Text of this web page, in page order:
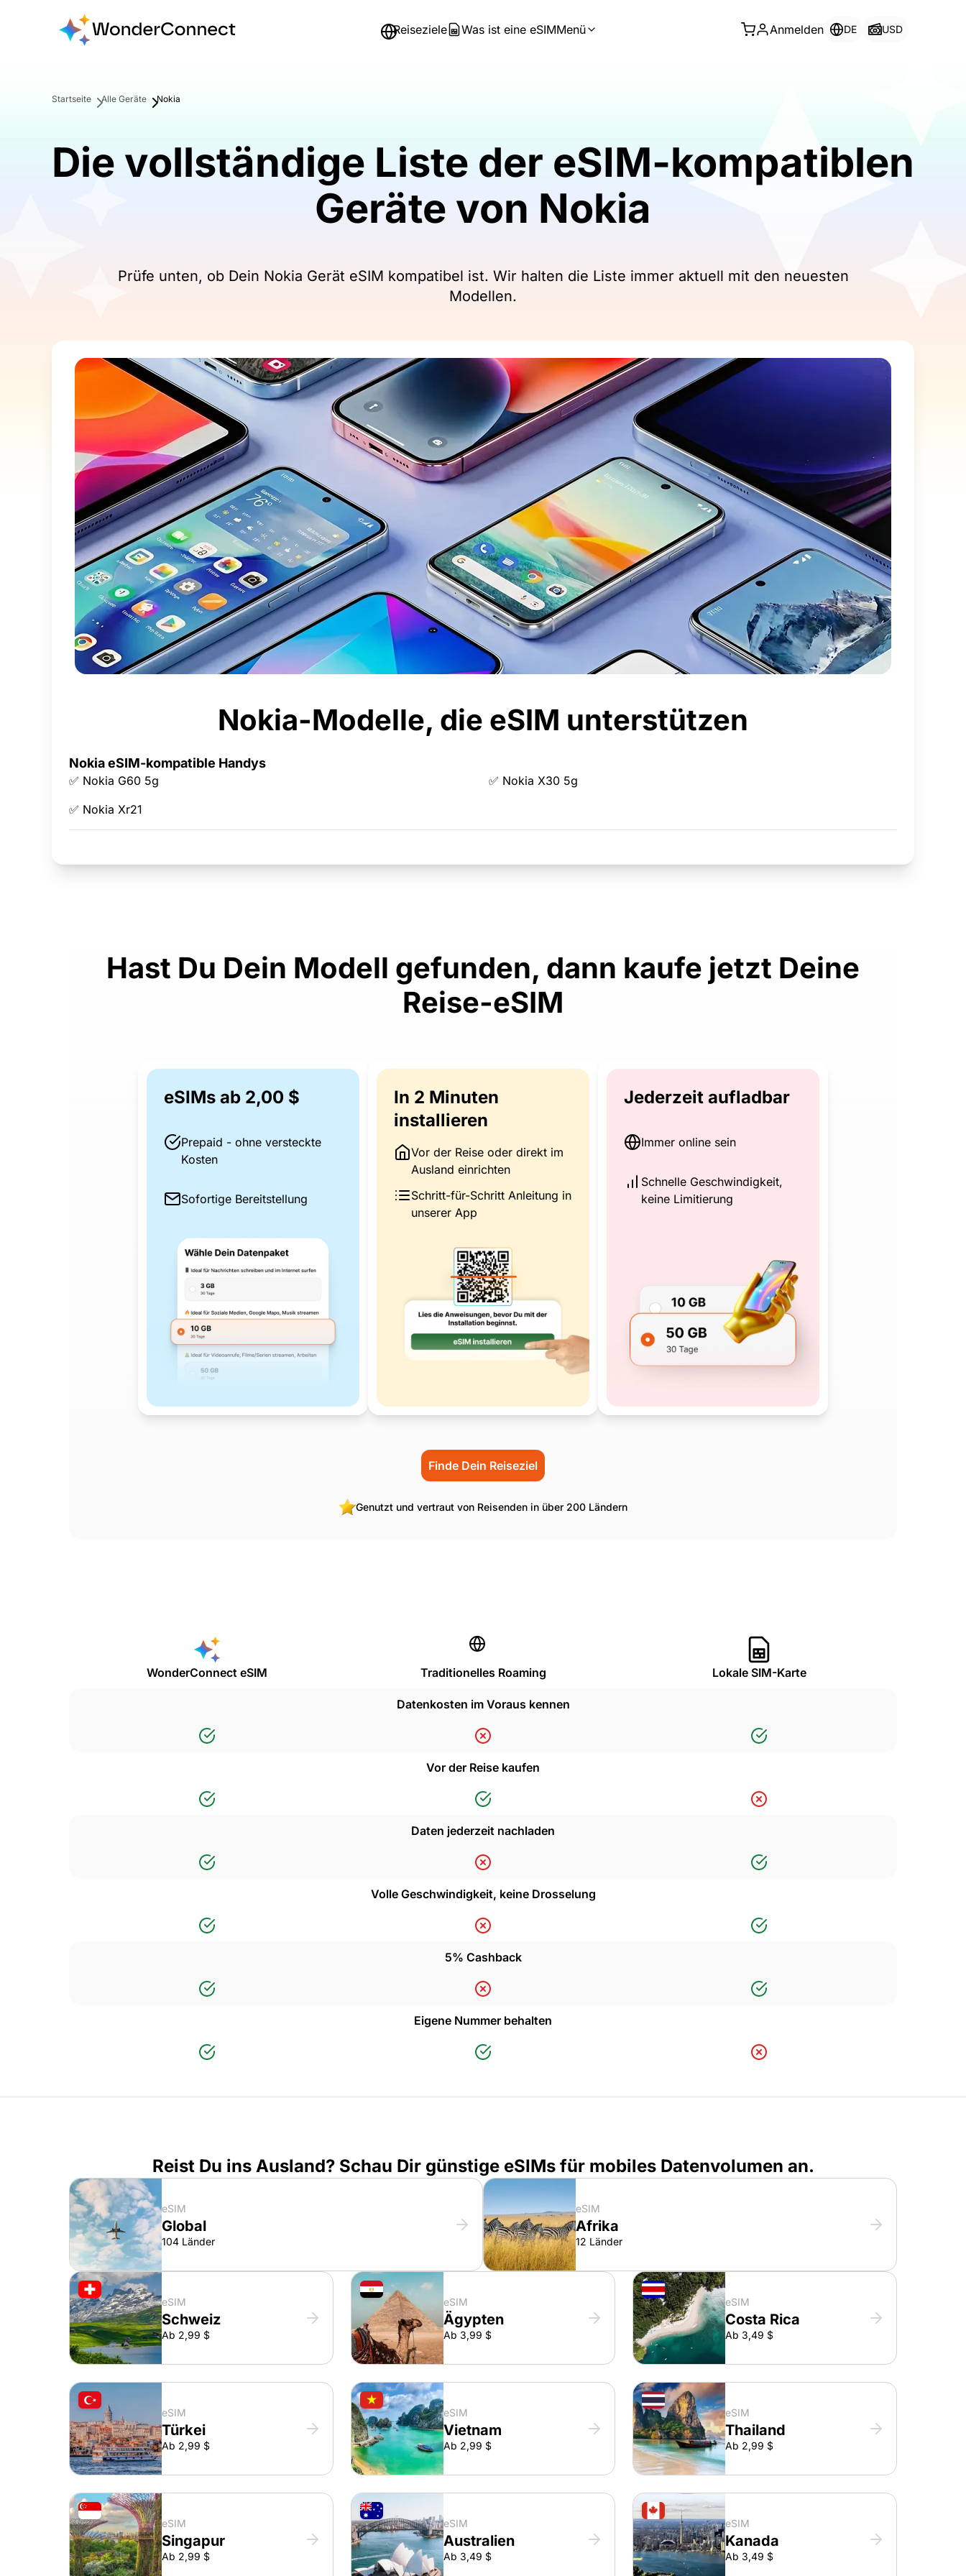
Reiseziele Was ist eine eSIMMenü Anmelden DE USD
Startseite Alle Geräte Nokia
Die vollständige Liste der eSIM-kompatiblen
Geräte von Nokia
Prüfe unten, ob Dein Nokia Gerät eSIM kompatibel ist. Wir halten die Liste immer aktuell mit den neuesten
Modellen.
Nokia-Modelle, die eSIM unterstützen
Nokia eSIM-kompatible Handys
✅ Nokia G60 5g
✅ Nokia X30 5g
✅ Nokia Xr21
Hast Du Dein Modell gefunden, dann kaufe jetzt Deine
Reise-eSIM
eSIMs ab 2,00 $
Prepaid - ohne versteckte
Kosten
Sofortige Bereitstellung
In 2 Minuten
installieren
Vor der Reise oder direkt im
Ausland einrichten
Schritt-für-Schritt Anleitung in
unserer App
Jederzeit aufladbar
Immer online sein
Schnelle Geschwindigkeit,
keine Limitierung
Finde Dein Reiseziel
Genutzt und vertraut von Reisenden in über 200 Ländern
WonderConnect eSIM Traditionelles Roaming Lokale SIM-Karte
Datenkosten im Voraus kennen
Vor der Reise kaufen
Daten jederzeit nachladen
Volle Geschwindigkeit, keine Drosselung
5% Cashback
Eigene Nummer behalten
Reist Du ins Ausland? Schau Dir günstige eSIMs für mobiles Datenvolumen an.
eSIM
Global
104 Länder
eSIM
Afrika
12 Länder
eSIM
Schweiz
Ab 2,99 $
eSIM
Ägypten
Ab 3,99 $
eSIM
Costa Rica
Ab 3,49 $
eSIM
Türkei
Ab 2,99 $
eSIM
Vietnam
Ab 2,99 $
eSIM
Thailand
Ab 2,99 $
eSIM
Singapur
Ab 2,99 $
eSIM
Australien
Ab 3,49 $
eSIM
Kanada
Ab 3,49 $